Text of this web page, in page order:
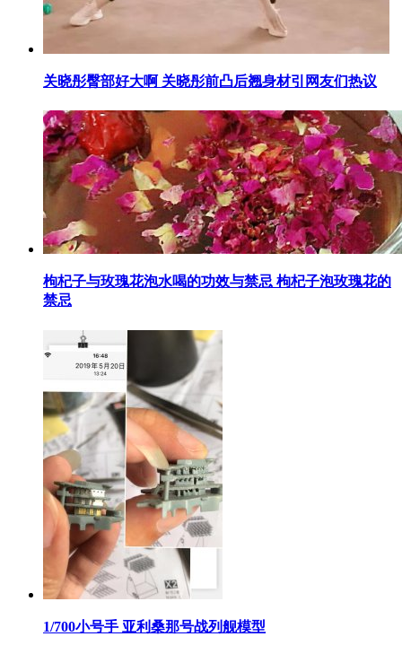
关晓彤臀部好大啊 关晓彤前凸后翘身材引网友们热议
​枸杞子与玫瑰花泡水喝的功效与禁忌 枸杞子泡玫瑰花的
禁忌
​1/700小号手 亚利桑那号战列舰模型